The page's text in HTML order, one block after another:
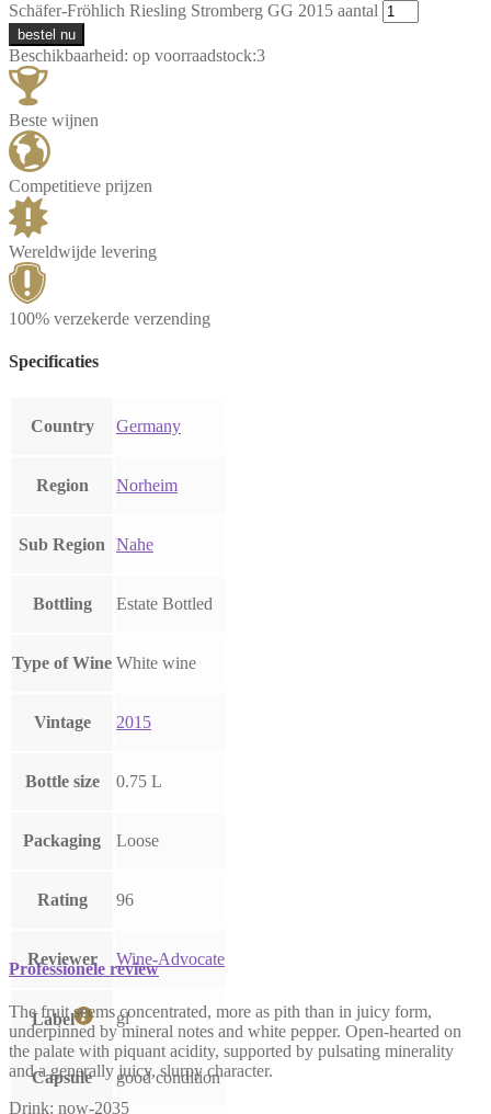
Schäfer-Fröhlich Riesling Stromberg GG 2015 aantal
bestel nu
Beschikbaarheid: op voorraadstock:3
Beste wijnen
Competitieve prijzen
Wereldwijde levering
100% verzekerde verzending
Specificaties
Country Germany
Region Norheim
Sub Region Nahe
Bottling Estate Bottled
Type of Wine White wine
Vintage 2015
Bottle size 0.75 L
Packaging Loose
Rating 96
Reviewer Wine-Advocate
Label gl
Capsule good condition
Professionele review
The fruit seems concentrated, more as pith than in juicy form,
underpinned by mineral notes and white pepper. Open-hearted on
the palate with piquant acidity, supported by pulsating minerality
and a generally juicy, slurpy character.
Drink: now-2035